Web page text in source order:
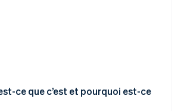
start-up
Stripe App Marketplace
ce que c’est et pourquoi est-ce